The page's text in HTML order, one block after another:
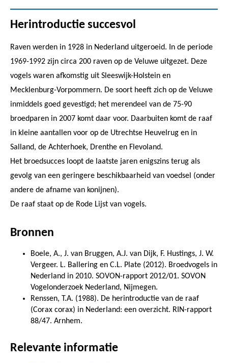
Herintroductie succesvol
Raven werden in 1928 in Nederland uitgeroeid. In de periode
1969-1992 zijn circa 200 raven op de Veluwe uitgezet. Deze
vogels waren afkomstig uit Sleeswijk-Holstein en
Mecklenburg-Vorpommern. De soort heeft zich op de Veluwe
inmiddels goed gevestigd; het merendeel van de 75-90
broedparen in 2007 komt daar voor. Daarbuiten komt de raaf
in kleine aantallen voor op de Utrechtse Heuvelrug en in
Salland, de Achterhoek, Drenthe en Flevoland.
Het broedsucces loopt de laatste jaren enigszins terug als
gevolg van een geringere beschikbaarheid van voedsel (onder
andere de afname van konijnen).
De raaf staat op de Rode Lijst van vogels.
Bronnen
Boele, A., J. van Bruggen, A.J. van Dijk, F. Hustings, J. W.
Vergeer. L. Ballering en C.L. Plate (2012). Broedvogels in
Nederland in 2010. SOVON-rapport 2012/01. SOVON
Vogelonderzoek Nederland, Nijmegen.
Renssen, T.A. (1988). De herintroductie van de raaf
(Corax corax) in Nederland: een overzicht. RIN-rapport
88/47. Arnhem.
Relevante informatie